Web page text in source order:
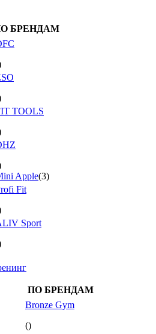
БРЕНДАМ
TOOLS
Apple(3)
Fit
Sport
ПО БРЕНДАМ
Bronze Gym
()